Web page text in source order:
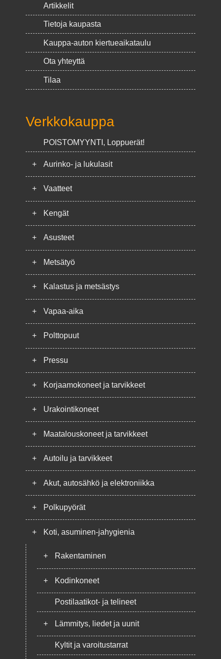
Artikkelit
Tietoja kaupasta
Kauppa-auton kiertueaikataulu
Ota yhteyttä
Tilaa
Verkkokauppa
POISTOMYYNTI, Loppuerät!
+ Aurinko- ja lukulasit
+ Vaatteet
+ Kengät
+ Asusteet
+ Metsätyö
+ Kalastus ja metsästys
+ Vapaa-aika
+ Polttopuut
+ Pressu
+ Korjaamokoneet ja tarvikkeet
+ Urakointikoneet
+ Maatalouskoneet ja tarvikkeet
+ Autoilu ja tarvikkeet
+ Akut, autosähkö ja elektroniikka
+ Polkupyörät
+ Koti, asuminen-jahygienia
+ Rakentaminen
+ Kodinkoneet
Postilaatikot- ja telineet
+ Lämmitys, liedet ja uunit
Kyltit ja varoitustarrat